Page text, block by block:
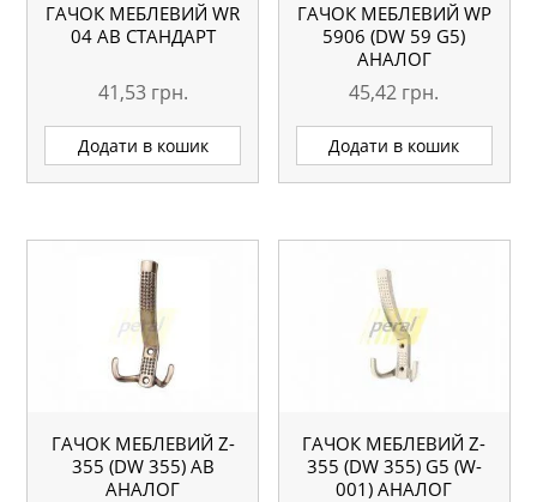
ГАЧОК МЕБЛЕВИЙ WR
04 AB СТАНДАРТ
41,53 грн.
Додати в кошик
ГАЧОК МЕБЛЕВИЙ WР
5906 (DW 59 G5)
АНАЛОГ
45,42 грн.
Додати в кошик
ГАЧОК МЕБЛЕВИЙ Z-
355 (DW 355) АВ
АНАЛОГ
ГАЧОК МЕБЛЕВИЙ Z-
355 (DW 355) G5 (W-
001) АНАЛОГ